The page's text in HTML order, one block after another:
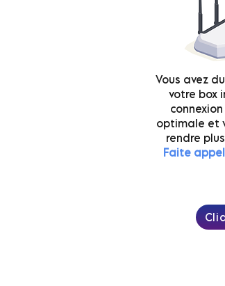
Vous avez
votre box
optimale et
rendre
Faite